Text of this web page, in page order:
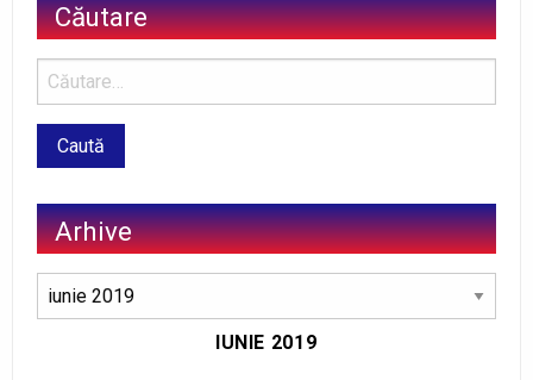
Căutare
Arhive
Arhive
IUNIE 2019